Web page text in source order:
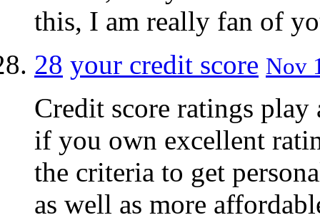
this, I am really fan of
28 your credit score Nov
Credit score ratings
if you own excellent
the criteria to get
as well as more